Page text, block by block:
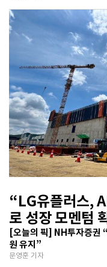
“LG유플러스,
로 성장 모멘텀
[오늘의 픽] NH투자증권
원 유지”
문영훈 기자